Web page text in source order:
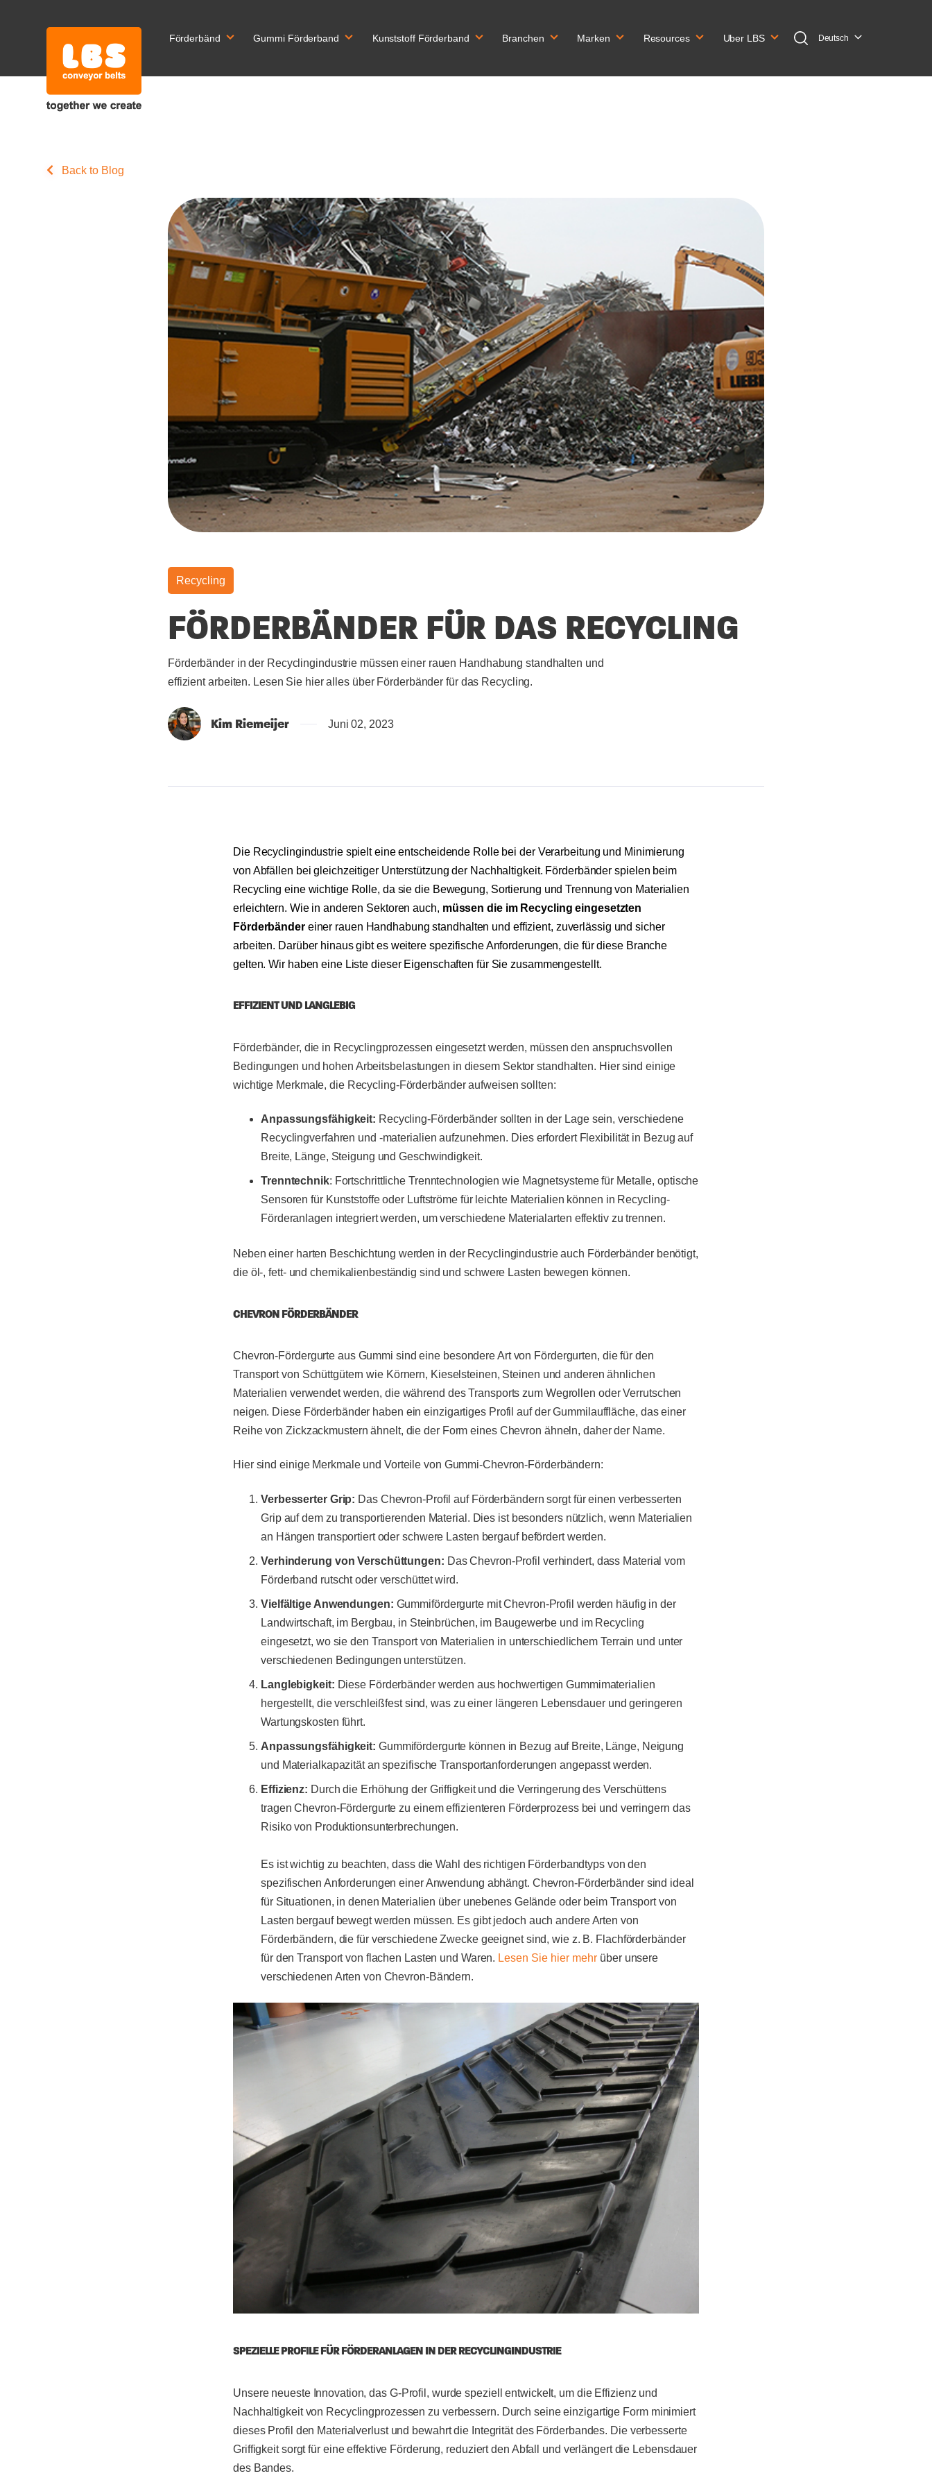
Förderbänd Gummi Förderband Kunststoff Förderband Branchen Marken Resources Uber LBS Deutsch
Back to Blog
Recycling
FÖRDERBÄNDER FÜR DAS RECYCLING
Förderbänder in der Recyclingindustrie müssen einer rauen Handhabung standhalten und
effizient arbeiten. Lesen Sie hier alles über Förderbänder für das Recycling.
Kim Riemeijer Juni 02, 2023
Die Recyclingindustrie spielt eine entscheidende Rolle bei der Verarbeitung und Minimierung
von Abfällen bei gleichzeitiger Unterstützung der Nachhaltigkeit. Förderbänder spielen beim
Recycling eine wichtige Rolle, da sie die Bewegung, Sortierung und Trennung von Materialien
erleichtern. Wie in anderen Sektoren auch, müssen die im Recycling eingesetzten
Förderbänder einer rauen Handhabung standhalten und effizient, zuverlässig und sicher
arbeiten. Darüber hinaus gibt es weitere spezifische Anforderungen, die für diese Branche
gelten. Wir haben eine Liste dieser Eigenschaften für Sie zusammengestellt.
EFFIZIENT UND LANGLEBIG
Förderbänder, die in Recyclingprozessen eingesetzt werden, müssen den anspruchsvollen
Bedingungen und hohen Arbeitsbelastungen in diesem Sektor standhalten. Hier sind einige
wichtige Merkmale, die Recycling-Förderbänder aufweisen sollten:
Anpassungsfähigkeit: Recycling-Förderbänder sollten in der Lage sein, verschiedene
Recyclingverfahren und -materialien aufzunehmen. Dies erfordert Flexibilität in Bezug auf
Breite, Länge, Steigung und Geschwindigkeit.
Trenntechnik: Fortschrittliche Trenntechnologien wie Magnetsysteme für Metalle, optische
Sensoren für Kunststoffe oder Luftströme für leichte Materialien können in Recycling-
Förderanlagen integriert werden, um verschiedene Materialarten effektiv zu trennen.
Neben einer harten Beschichtung werden in der Recyclingindustrie auch Förderbänder benötigt,
die öl-, fett- und chemikalienbeständig sind und schwere Lasten bewegen können.
CHEVRON FÖRDERBÄNDER
Chevron-Fördergurte aus Gummi sind eine besondere Art von Fördergurten, die für den
Transport von Schüttgütern wie Körnern, Kieselsteinen, Steinen und anderen ähnlichen
Materialien verwendet werden, die während des Transports zum Wegrollen oder Verrutschen
neigen. Diese Förderbänder haben ein einzigartiges Profil auf der Gummilauffläche, das einer
Reihe von Zickzackmustern ähnelt, die der Form eines Chevron ähneln, daher der Name.
Hier sind einige Merkmale und Vorteile von Gummi-Chevron-Förderbändern:
Verbesserter Grip: Das Chevron-Profil auf Förderbändern sorgt für einen verbesserten
Grip auf dem zu transportierenden Material. Dies ist besonders nützlich, wenn Materialien
an Hängen transportiert oder schwere Lasten bergauf befördert werden.
Verhinderung von Verschüttungen: Das Chevron-Profil verhindert, dass Material vom
Förderband rutscht oder verschüttet wird.
Vielfältige Anwendungen: Gummifördergurte mit Chevron-Profil werden häufig in der
Landwirtschaft, im Bergbau, in Steinbrüchen, im Baugewerbe und im Recycling
eingesetzt, wo sie den Transport von Materialien in unterschiedlichem Terrain und unter
verschiedenen Bedingungen unterstützen.
Langlebigkeit: Diese Förderbänder werden aus hochwertigen Gummimaterialien
hergestellt, die verschleißfest sind, was zu einer längeren Lebensdauer und geringeren
Wartungskosten führt.
Anpassungsfähigkeit: Gummifördergurte können in Bezug auf Breite, Länge, Neigung
und Materialkapazität an spezifische Transportanforderungen angepasst werden.
Effizienz: Durch die Erhöhung der Griffigkeit und die Verringerung des Verschüttens
tragen Chevron-Fördergurte zu einem effizienteren Förderprozess bei und verringern das
Risiko von Produktionsunterbrechungen.
Es ist wichtig zu beachten, dass die Wahl des richtigen Förderbandtyps von den
spezifischen Anforderungen einer Anwendung abhängt. Chevron-Förderbänder sind ideal
für Situationen, in denen Materialien über unebenes Gelände oder beim Transport von
Lasten bergauf bewegt werden müssen. Es gibt jedoch auch andere Arten von
Förderbändern, die für verschiedene Zwecke geeignet sind, wie z. B. Flachförderbänder
für den Transport von flachen Lasten und Waren. Lesen Sie hier mehr über unsere
verschiedenen Arten von Chevron-Bändern.
SPEZIELLE PROFILE FÜR FÖRDERANLAGEN IN DER RECYCLINGINDUSTRIE
Unsere neueste Innovation, das G-Profil, wurde speziell entwickelt, um die Effizienz und
Nachhaltigkeit von Recyclingprozessen zu verbessern. Durch seine einzigartige Form minimiert
dieses Profil den Materialverlust und bewahrt die Integrität des Förderbandes. Die verbesserte
Griffigkeit sorgt für eine effektive Förderung, reduziert den Abfall und verlängert die Lebensdauer
des Bandes.